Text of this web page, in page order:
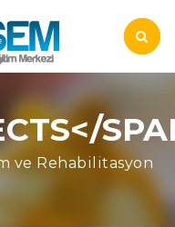
ve Rehabilitasyon